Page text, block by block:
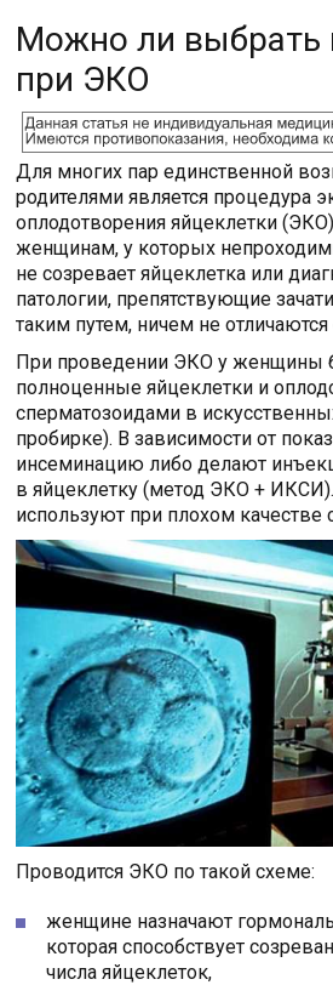
Можно ли выбрать
при ЭКО
Для многих пар единственной
родителями является процедура
оплодотворения яйцеклетки
женщинам, у которых
не созревает яйцеклетка или
патологии, препятствующие
таким путем, ничем не отличаются
При проведении ЭКО у женщины
полноценные яйцеклетки и
сперматозоидами в
пробирке). В зависимости от
инсеминацию либо делают
в яйцеклетку (метод ЭКО +
используют при плохом качестве
Проводится ЭКО по такой схеме:
женщине назначают
которая способствует
числа яйцеклеток,